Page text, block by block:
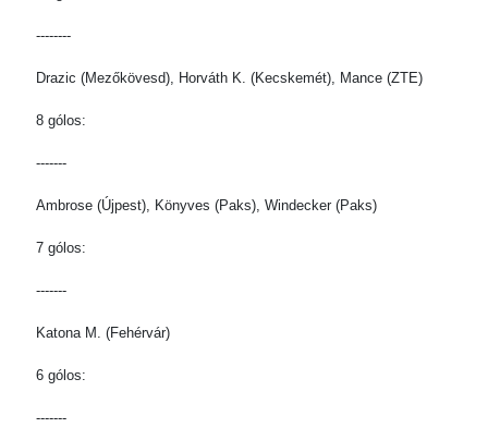
--------
Drazic (Mezőkövesd), Horváth K. (Kecskemét), Mance (ZTE)
8 gólos:
-------
Ambrose (Újpest), Könyves (Paks), Windecker (Paks)
7 gólos:
-------
Katona M. (Fehérvár)
6 gólos:
-------